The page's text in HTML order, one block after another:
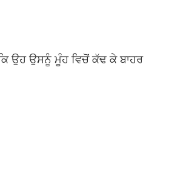
ਉਹ ਉਸਨੂੰ ਮੂੰਹ ਵਿਚੋਂ ਕੱਢ ਕੇ ਬਾਹਰ